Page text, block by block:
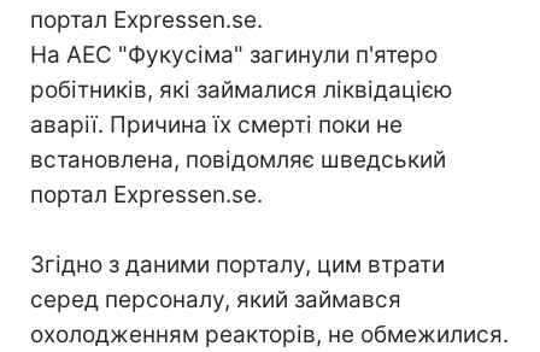
портал Expressen.se.
На АЕС "Фукусіма" загинули п'ятеро
робітників, які займалися ліквідацією
аварії. Причина їх смерті поки не
встановлена, повідомляє шведський
портал Expressen.se.
Згідно з даними порталу, цим втрати
серед персоналу, який займався
охолодженням реакторів, не обмежилися.